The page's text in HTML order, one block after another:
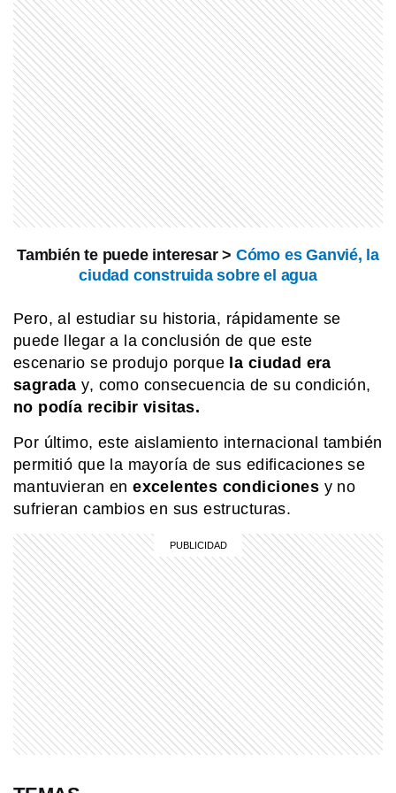
También te puede interesar > Cómo es Ganvié, la
ciudad construida sobre el agua
Pero, al estudiar su historia, rápidamente se
puede llegar a la conclusión de que este
escenario se produjo porque la ciudad era
sagrada y, como consecuencia de su condición,
no podía recibir visitas.
Por último, este aislamiento internacional también
permitió que la mayoría de sus edificaciones se
mantuvieran enexcelentes condiciones y no
sufrieran cambios en sus estructuras.